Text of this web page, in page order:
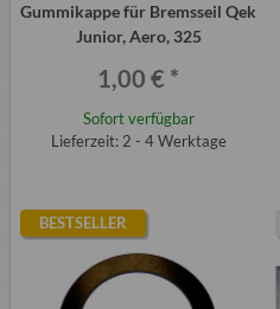
Gummikappe für Bremsseil Qek
Junior, Aero, 325
1,00 € *
Sofort verfügbar
Lieferzeit: 2 - 4 Werktage
BESTSELLER